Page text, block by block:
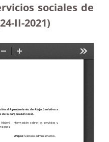
sociales de
II-2021)